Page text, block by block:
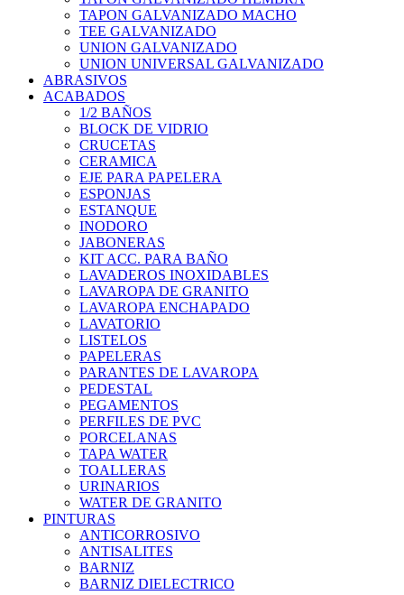
TAPON GALVANIZADO MACHO
TEE GALVANIZADO
UNION GALVANIZADO
UNION UNIVERSAL GALVANIZADO
ABRASIVOS
ACABADOS
1/2 BAÑOS
BLOCK DE VIDRIO
CRUCETAS
CERAMICA
EJE PARA PAPELERA
ESPONJAS
ESTANQUE
INODORO
JABONERAS
KIT ACC. PARA BAÑO
LAVADEROS INOXIDABLES
LAVAROPA DE GRANITO
LAVAROPA ENCHAPADO
LAVATORIO
LISTELOS
PAPELERAS
PARANTES DE LAVAROPA
PEDESTAL
PEGAMENTOS
PERFILES DE PVC
PORCELANAS
TAPA WATER
TOALLERAS
URINARIOS
WATER DE GRANITO
PINTURAS
ANTICORROSIVO
ANTISALITES
BARNIZ
BARNIZ DIELECTRICO